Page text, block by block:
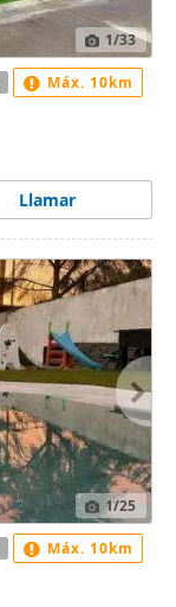
1/33
Llamar
Máx. 10km
1/25
Máx. 10km